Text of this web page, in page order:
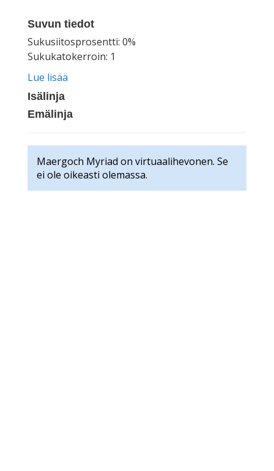
Suvun tiedot
Sukusiitosprosentti: 0%
Sukukatokerroin: 1
Lue lisää
Isälinja
Emälinja
Maergoch Myriad on virtuaalihevonen. Se
ei ole oikeasti olemassa.